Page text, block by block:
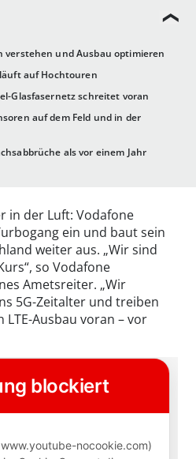
verstehen und Ausbau optimieren
auf Hochtouren
Glasfasernetz schreitet voran
auf dem Feld und in der
als vor einem Jahr
in der Luft: Vodafone
ein und baut sein
weiter aus. „Wir sind
so Vodafone
Ametsreiter. „Wir
5G-Zeitalter und treiben
Ausbau voran – vor